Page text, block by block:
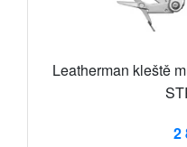
Leatherman kleště
2